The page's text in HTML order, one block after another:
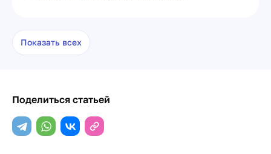
Показать всех
Поделиться статьей